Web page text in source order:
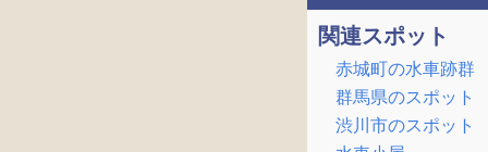
関連スポット
赤城町の水車跡群
群馬県のスポット
渋川市のスポット